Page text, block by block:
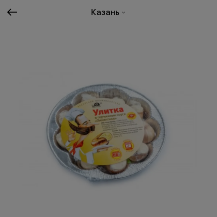
Казань